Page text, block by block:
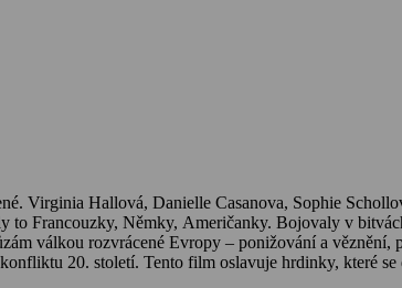
Virginia Hallová, Danielle Casanova, Sophie
Francouzky, Němky, Američanky. Bojovaly v
válkou rozvrácené Evropy – ponižování a
20. století. Tento film oslavuje hrdinky, které